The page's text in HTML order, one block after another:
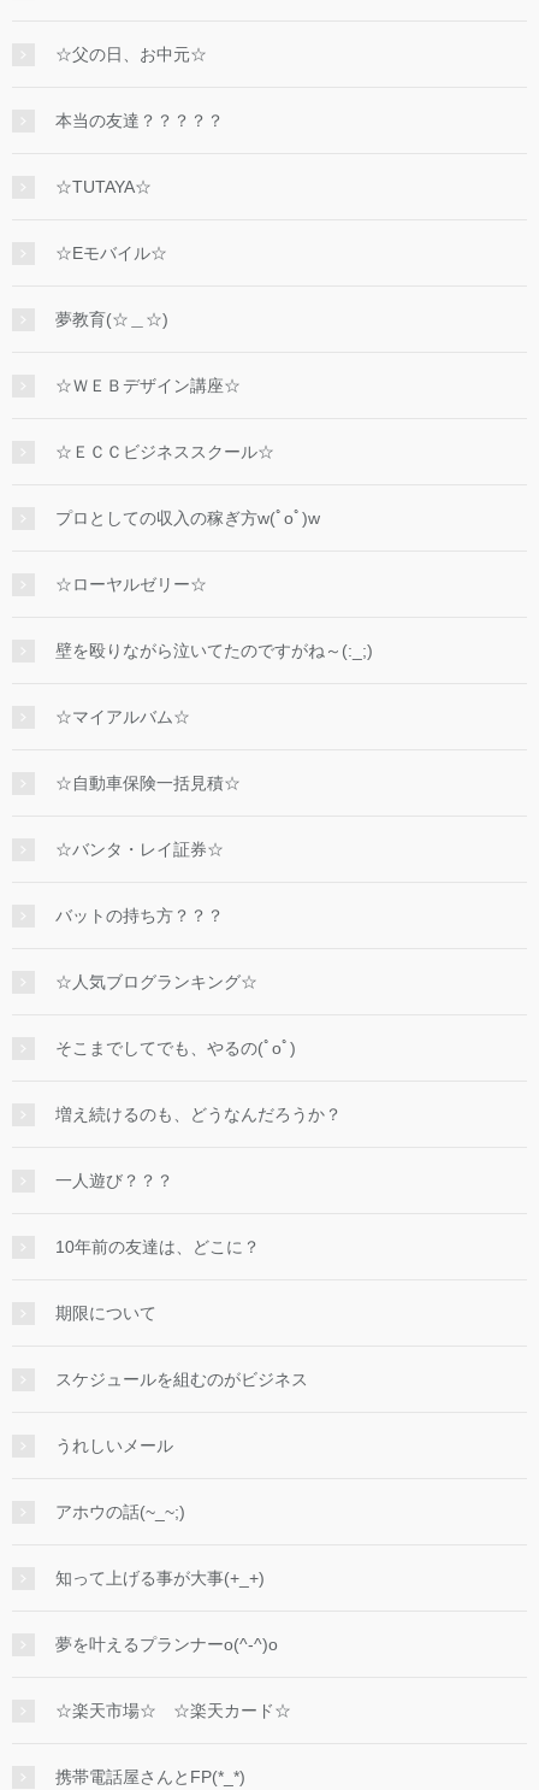
☆父の日、お中元☆
本当の友達？？？？？
☆TUTAYA☆
☆Eモバイル☆
夢教育(☆＿☆)
☆ＷＥＢデザイン講座☆
☆ＥＣＣビジネススクール☆
プロとしての収入の稼ぎ方w(ﾟoﾟ)w
☆ローヤルゼリー☆
壁を殴りながら泣いてたのですがね～(:_;)
☆マイアルバム☆
☆自動車保険一括見積☆
☆バンタ・レイ証券☆
バットの持ち方？？？
☆人気ブログランキング☆
そこまでしてでも、やるの(ﾟoﾟ)
増え続けるのも、どうなんだろうか？
一人遊び？？？
10年前の友達は、どこに？
期限について
スケジュールを組むのがビジネス
うれしいメール
アホウの話(~_~;)
知って上げる事が大事(+_+)
夢を叶えるプランナーo(^-^)o
☆楽天市場☆ ☆楽天カード☆
携帯電話屋さんとFP(*_*)